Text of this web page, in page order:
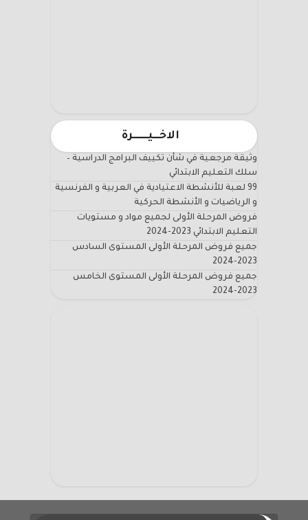
الاخـــيـــــــرة
وثيقة مرجعية في شأن تكييف البرامج الدراسية –
سلك التعليم الابتدائي
99 لعبة للأنشطة الاعتيادية في العربية و الفرنسية
و الرياضيات و الأنشطة الحركية
فروض المرحلة الأولى لجميع مواد و مستويات
التعليم الابتدائي 2023-2024
جميع فروض المرحلة الأولى المستوى السادس
2023-2024
جميع فروض المرحلة الأولى المستوى الخامس
2023-2024